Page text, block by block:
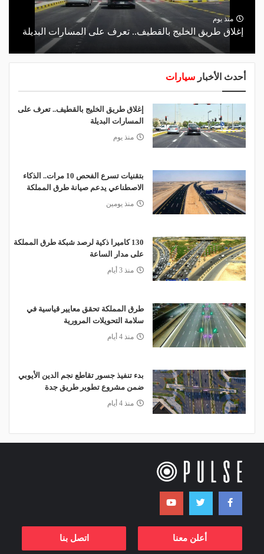
منذ يوم
إغلاق طريق الخليج بالقطيف.. تعرف على المسارات البديلة
أحدث الأخبار سيارات
إغلاق طريق الخليج بالقطيف.. تعرف على
المسارات البديلة
منذ يوم
بتقنيات تسرع الفحص 10 مرات.. الذكاء
الاصطناعي يدعم صيانة طرق المملكة
منذ يومين
130 كاميرا ذكية لرصد شبكة طرق المملكة
على مدار الساعة
منذ 3 أيام
طرق المملكة تحقق معايير قياسية في
سلامة التحويلات المرورية
منذ 4 أيام
بدء تنفيذ جسور تقاطع نجم الدين الأيوبي
ضمن مشروع تطوير طريق جدة
منذ 4 أيام
أعلن معنا اتصل بنا